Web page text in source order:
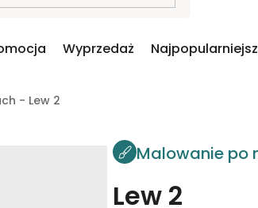
Wyprzedaż
- Lew 2
Malowanie po
Lew 2